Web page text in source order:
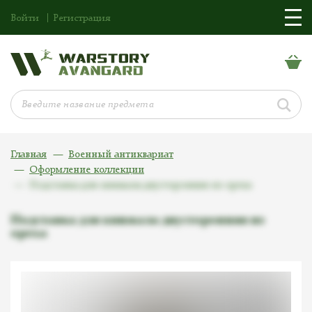
Войти Регистрация
Главная
Военный антиквариат
Оформление коллекции
Подставка для кинжала двусторонняя из
ореха